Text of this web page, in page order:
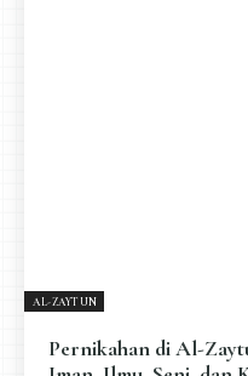
AL-ZAYTUN
Pernikahan di Al-